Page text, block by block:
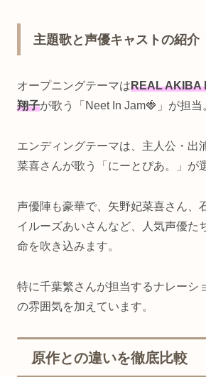
主題歌と声優キャストの紹介
オープニングテーマはREAL AKIBA
翔子が歌う「Neet In Jam🍓」が担当
エンディングテーマは、主人公・出
菜喜さんが歌う「にーとぴあ。」が
声優陣も豪華で、矢野妃菜喜さん、
イルーズあいさんなど、人気声優た
命を吹き込みます。
特に千葉繁さんが担当するナレーシ
の雰囲気を加えています。
原作との違いを徹底比較